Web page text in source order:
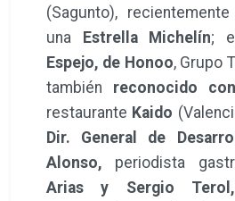
(Sagunto),
una Estrella Michelín;
Espejo, de Honoo, Grupo
también reconocido
restaurante Kaido
Dir. General de
Alonso, periodista
Arias y Sergio Terol,